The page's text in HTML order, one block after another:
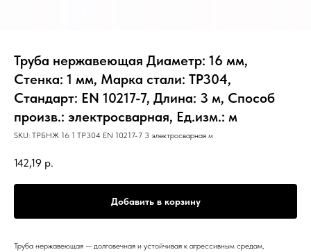
Труба нержавеющая Диаметр: 16 мм,
Стенка: 1 мм, Марка стали: TP304,
Стандарт: EN 10217-7, Длина: 3 м, Способ
произв.: электросварная, Ед.изм.: м
SKU: ТРБНЖ 16 1 TP304 EN 10217-7 3 электросварная м
142,19 р.
Добавить в корзину
Труба нержавеющая — долговечная и устойчивая к агрессивным средам,